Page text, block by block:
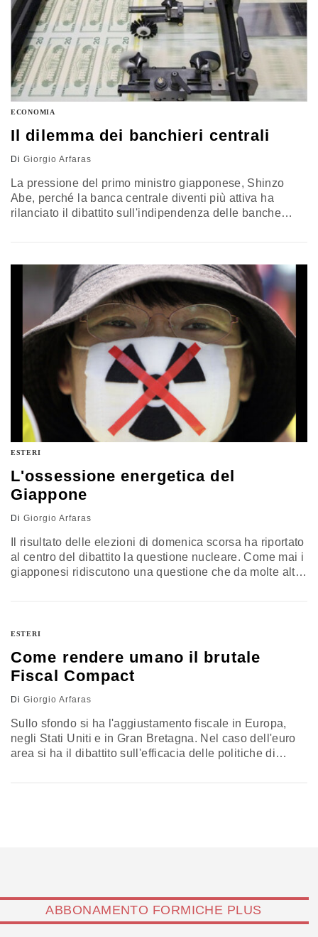
ECONOMIA
Il dilemma dei banchieri centrali
Di Giorgio Arfaras
La pressione del primo ministro giapponese, Shinzo
Abe, perché la banca centrale diventi più attiva ha
rilanciato il dibattito sull'indipendenza delle banche
espansiva potrebbe aiutare a uscire dalla trappola del
debito elevato…
ESTERI
L'ossessione energetica del
Giappone
Di Giorgio Arfaras
Il risultato delle elezioni di domenica scorsa ha riportato
al centro del dibattito la questione nucleare. Come mai i
giapponesi ridiscutono una questione che da molte altre
La seconda guerra mondiale in Asia ebbe origine dalla
ESTERI
Come rendere umano il brutale
Fiscal Compact
Di Giorgio Arfaras
Sullo sfondo si ha l'aggiustamento fiscale in Europa,
negli Stati Uniti e in Gran Bretagna. Nel caso dell'euro
area si ha il dibattito sull'efficacia delle politiche di
ABBONAMENTO FORMICHE PLUS